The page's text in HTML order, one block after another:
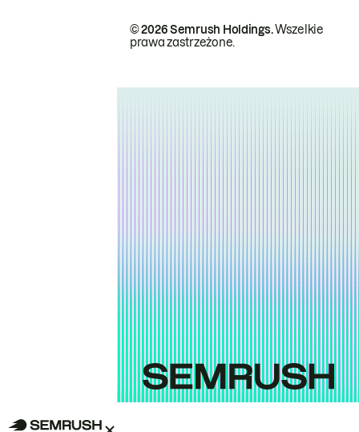
© 2026 Semrush Holdings.Wszelkie
prawa zastrzeżone.